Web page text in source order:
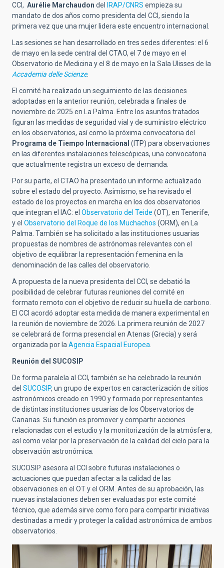
CCI, Aurélie Marchaudon del IRAP/CNRS empieza su
mandato de dos años como presidenta del CCI, siendo la
primera vez que una mujer lidera este encuentro internacional.
Las sesiones se han desarrollado en tres sedes diferentes: el 6
de mayo en la sede central del CTAO, el 7 de mayo en el
Observatorio de Medicina y el 8 de mayo en la Sala Ulisses de la
Accademia delle Scienze.
El comité ha realizado un seguimiento de las decisiones
adoptadas en la anterior reunión, celebrada a finales de
noviembre de 2025 en La Palma. Entre los asuntos tratados
figuran las medidas de seguridad vial y de suministro eléctrico
en los observatorios, así como la próxima convocatoria del
Programa de Tiempo Internacional (ITP) para observaciones
en las diferentes instalaciones telescópicas, una convocatoria
que actualmente registra un exceso de demanda.
Por su parte, el CTAO ha presentado un informe actualizado
sobre el estado del proyecto. Asimismo, se ha revisado el
estado de los proyectos en marcha en los dos observatorios
que integran el IAC: el Observatorio del Teide (OT), en Tenerife,
y el Observatorio del Roque de los Muchachos (ORM), en La
Palma. También se ha solicitado a las instituciones usuarias
propuestas de nombres de astrónomas relevantes con el
objetivo de equilibrar la representación femenina en la
denominación de las calles del observatorio.
A propuesta de la nueva presidenta del CCI, se debatió la
posibilidad de celebrar futuras reuniones del comité en
formato remoto con el objetivo de reducir su huella de carbono.
El CCI acordó adoptar esta medida de manera experimental en
la reunión de noviembre de 2026. La primera reunión de 2027
se celebrará de forma presencial en Atenas (Grecia) y será
organizada por laAgencia Espacial Europea.
Reunión del SUCOSIP
De forma paralela al CCI, también se ha celebrado la reunión
del SUCOSIP, un grupo de expertos en caracterización de sitios
astronómicos creado en 1990 y formado por representantes
de distintas instituciones usuarias de los Observatorios de
Canarias. Su función es promover y compartir acciones
relacionadas con el estudio y la monitorización de la atmósfera,
así como velar por la preservación de la calidad del cielo para la
observación astronómica.
SUCOSIP asesora al CCI sobre futuras instalaciones o
actuaciones que puedan afectar a la calidad de las
observaciones en el OT y el ORM. Antes de su aprobación, las
nuevas instalaciones deben ser evaluadas por este comité
técnico, que además sirve como foro para compartir iniciativas
destinadas a medir y proteger la calidad astronómica de ambos
observatorios.